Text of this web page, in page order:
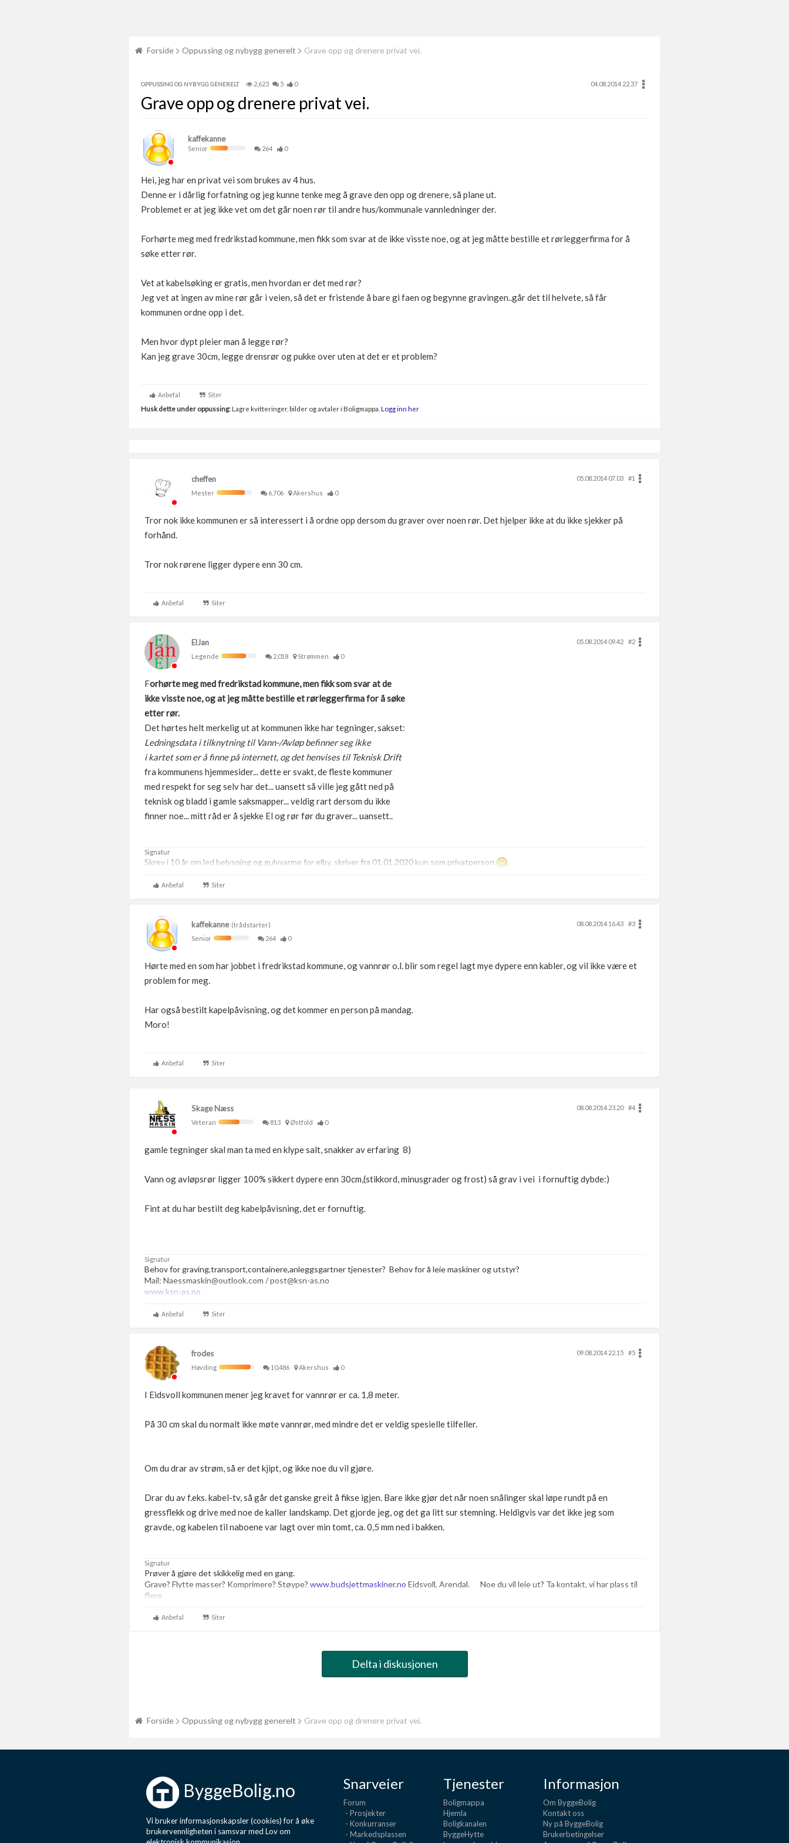
Forside Oppussing og nybygg generelt Grave opp og drenere privat vei.
OPPUSSING OG NYBYGG GENERELT 2,623 5 0 04.08.2014 22.37
Grave opp og drenere privat vei.
kaffekanne
Senior 264 0
Hei, jeg har en privat vei som brukes av 4 hus.
Denne er i dårlig forfatning og jeg kunne tenke meg å grave den opp og drenere, så plane ut.
Problemet er at jeg ikke vet om det går noen rør til andre hus/kommunale vannledninger der.
Forhørte meg med fredrikstad kommune, men fikk som svar at de ikke visste noe, og at jeg måtte bestille et rørleggerfirma for å
søke etter rør.
Vet at kabelsøking er gratis, men hvordan er det med rør?
Jeg vet at ingen av mine rør går i veien, så det er fristende å bare gi faen og begynne gravingen..går det til helvete, så får
kommunen ordne opp i det.
Men hvor dypt pleier man å legge rør?
Kan jeg grave 30cm, legge drensrør og pukke over uten at det er et problem?
Anbefal Siter
Husk dette under oppussing:Lagre kvitteringer, bilder og avtaler i Boligmappa. Logg inn her
cheffen 05.08.2014 07.03
#1
Mester
6,706 Akershus 0
Tror nok ikke kommunen er så interessert i å ordne opp dersom du graver over noen rør. Det hjelper ikke at du ikke sjekker på
forhånd.
Tror nok rørene ligger dypere enn 30 cm.
Anbefal Siter
ElJan 05.08.2014 09.42
#2
Legende
2,018 Strømmen 0
Forhørte meg med fredrikstad kommune, men fikk som svar at de
ikke visste noe, og at jeg måtte bestille et rørleggerfirma for å søke
etter rør.
Det hørtes helt merkelig ut at kommunen ikke har tegninger, sakset:
Ledningsdata i tilknytning til Vann-/Avløp befinner seg ikke
i kartet som er å finne på internett, og det henvises til Teknisk Drift
fra kommunens hjemmesider... dette er svakt, de fleste kommuner
med respekt for seg selv har det... uansett så ville jeg gått ned på
teknisk og bladd i gamle saksmapper... veldig rart dersom du ikke
finner noe... mitt råd er å sjekke El og rør før du graver... uansett..
Signatur
Skrev i 10 år om led belysning og gulvvarme for elby, skriver fra 01.01.2020 kun som privatperson .
Anbefal Siter
kaffekanne(trådstarter) 08.08.2014 16.43
#3
Senior
264 0
Hørte med en som har jobbet i fredrikstad kommune, og vannrør o.l. blir som regel lagt mye dypere enn kabler, og vil ikke være et
problem for meg.
Har også bestilt kapelpåvisning, og det kommer en person på mandag.
Moro!
Anbefal Siter
Skage Næss 08.08.2014 23.20
#4
Veteran
813 Østfold 0
gamle tegninger skal man ta med en klype salt, snakker av erfaring 8)
Vann og avløpsrør ligger 100% sikkert dypere enn 30cm,(stikkord, minusgrader og frost) så grav i vei i fornuftig dybde:)
Fint at du har bestilt deg kabelpåvisning, det er fornuftig.
Signatur
Behov for graving,transport,containere,anleggsgartner tjenester? Behov for å leie maskiner og utstyr?
Mail: Naessmaskin@outlook.com / post@ksn-as.no
www.ksn-as.no
Anbefal Siter
frodes 09.08.2014 22.15
#5
Høvding
10,486 Akershus 0
I Eidsvoll kommunen mener jeg kravet for vannrør er ca. 1,8 meter.
På 30 cm skal du normalt ikke møte vannrør, med mindre det er veldig spesielle tilfeller.
Om du drar av strøm, så er det kjipt, og ikke noe du vil gjøre.
Drar du av f.eks. kabel-tv, så går det ganske greit å fikse igjen. Bare ikke gjør det når noen snålinger skal løpe rundt på en
gressflekk og drive med noe de kaller landskamp. Det gjorde jeg, og det ga litt sur stemning. Heldigvis var det ikke jeg som
gravde, og kabelen til naboene var lagt over min tomt, ca. 0,5 mm ned i bakken.
Signatur
Prøver å gjøre det skikkelig med en gang.
Grave? Flytte masser? Komprimere? Støype? www.budsjettmaskiner.no Eidsvoll, Arendal. Noe du vil leie ut? Ta kontakt, vi har plass til
flere.
Anbefal Siter
Delta i diskusjonen
Forside Oppussing og nybygg generelt Grave opp og drenere privat vei.
ByggeBolig.no
Vi bruker informasjonskapsler (cookies) for å øke
brukervennligheten i samsvar med Lov om
Snarveier
Forum
- Prosjekter
- Konkurranser
- Markedsplassen
Tjenester
Boligmappa
Hjemla
Boligkanalen
ByggeHytte
Informasjon
Om ByggeBolig
Kontakt oss
Ny på ByggeBolig
Brukerbetingelser